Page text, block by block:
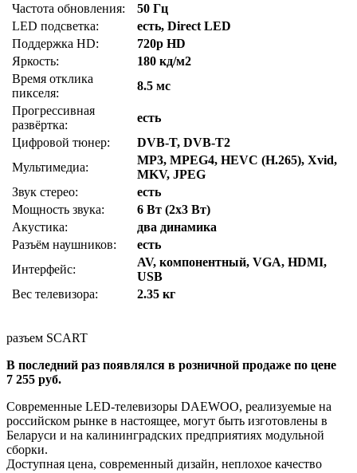
Частота обновления:
50 Гц
LED подсветка:
есть, Direct LED
Поддержка HD:
720p HD
Яркость:
180 кд/м2
Время отклика
пикселя:
8.5 мс
Прогрессивная
развёртка:
есть
Цифровой тюнер:
DVB-T, DVB-T2
Мультимедиа:
MP3, MPEG4, HEVC (H.265), Xvid,
MKV, JPEG
Звук стерео:
есть
Мощность звука:
6 Вт (2х3 Вт)
Акустика:
два динамика
Разъём наушников:
есть
Интерфейс:
AV, компонентный, VGA, HDMI,
USB
Вес телевизора:
2.35 кг
разъем SCART
В последний раз появлялся в розничной продаже по цене
7 255 руб.
Современные LED-телевизоры DAEWOO, реализуемые на
российском рынке в настоящее, могут быть изготовлены в
Беларуси и на калининградских предприятиях модульной
сборки.
Доступная цена, современный дизайн, неплохое качество